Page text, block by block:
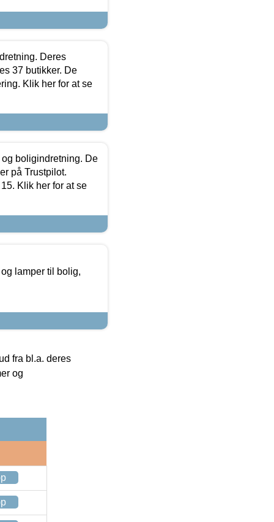
Deres
37 butikker. De
Klik her for at se
boligindretning. De
på Trustpilot.
Klik her for at se
lamper til bolig,
fra bl.a. deres
og